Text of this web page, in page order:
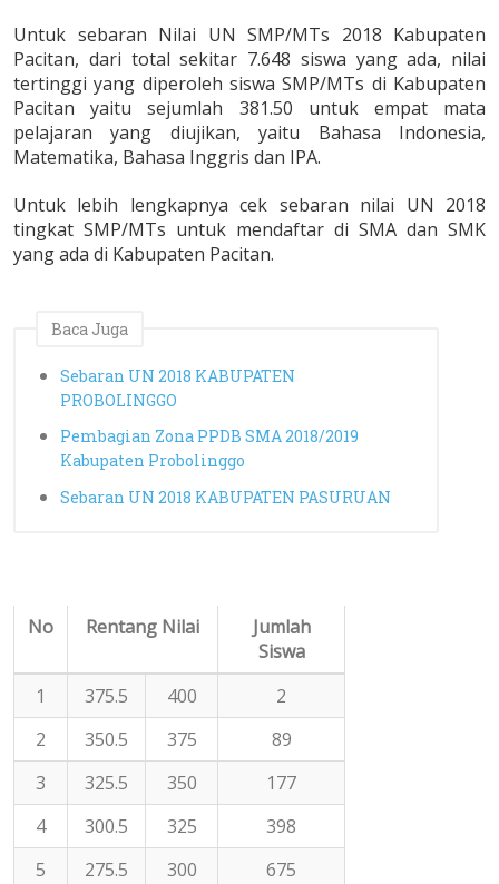
Untuk sebaran Nilai UN SMP/MTs 2018 Kabupaten
Pacitan, dari total sekitar 7.648 siswa yang ada, nilai
tertinggi yang diperoleh siswa SMP/MTs di Kabupaten
Pacitan yaitu sejumlah 381.50 untuk empat mata
pelajaran yang diujikan, yaitu Bahasa Indonesia,
Matematika, Bahasa Inggris dan IPA.
Untuk lebih lengkapnya cek sebaran nilai UN 2018
tingkat SMP/MTs untuk mendaftar di SMA dan SMK
yang ada di Kabupaten Pacitan.
Baca Juga
Sebaran UN 2018 KABUPATEN
PROBOLINGGO
Pembagian Zona PPDB SMA 2018/2019
Kabupaten Probolinggo
Sebaran UN 2018 KABUPATEN PASURUAN
No Rentang Nilai
Jumlah
Siswa
1
375.5 400
2
2
350.5 375
89
3
325.5 350
177
4
300.5 325
398
5
275.5 300
675